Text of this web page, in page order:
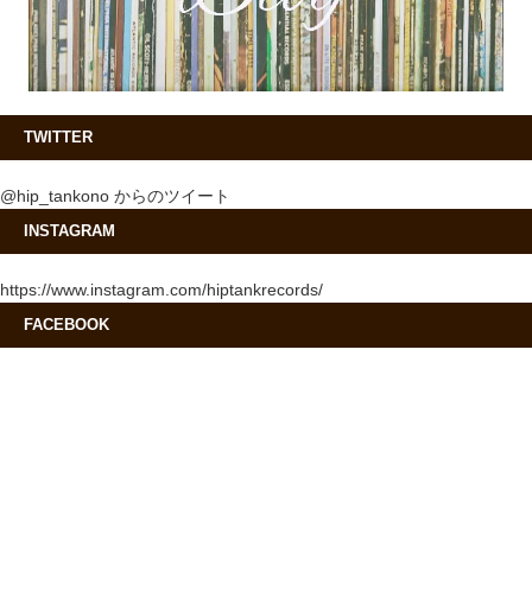
TWITTER
@hip_tankono からのツイート
INSTAGRAM
https://www.instagram.com/hiptankrecords/
FACEBOOK